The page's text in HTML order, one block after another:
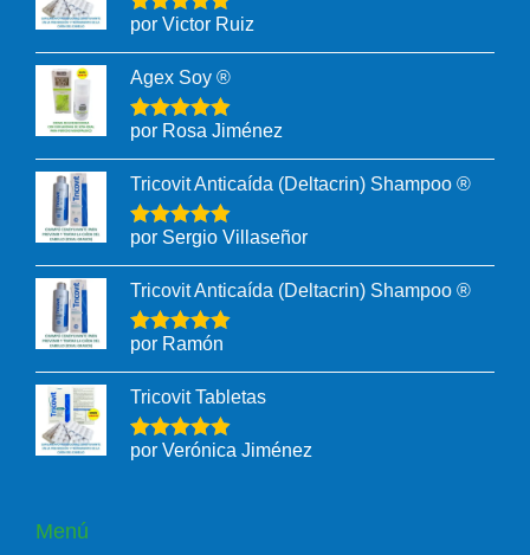
por Victor Ruiz
Agex Soy ®
por Rosa Jiménez
Tricovit Anticaída (Deltacrin) Shampoo ®
por Sergio Villaseñor
Tricovit Anticaída (Deltacrin) Shampoo ®
por Ramón
Tricovit Tabletas
por Verónica Jiménez
Menú